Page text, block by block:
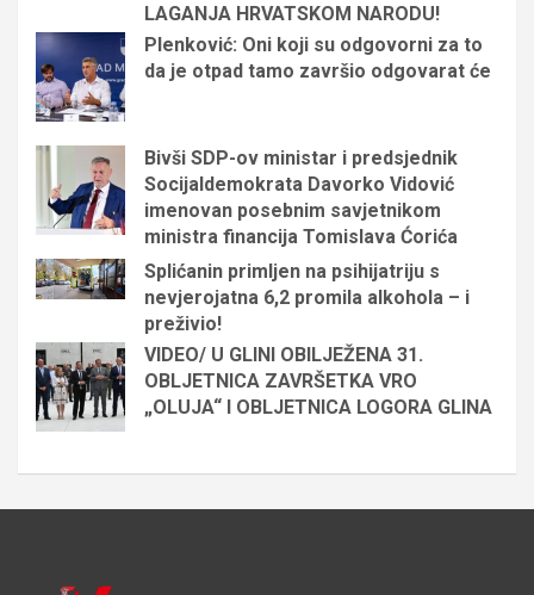
LAGANJA HRVATSKOM NARODU!
Plenković: Oni koji su odgovorni za to
da je otpad tamo završio odgovarat će
Bivši SDP-ov ministar i predsjednik
Socijaldemokrata Davorko Vidović
imenovan posebnim savjetnikom
ministra financija Tomislava Ćorića
Splićanin primljen na psihijatriju s
nevjerojatna 6,2 promila alkohola – i
preživio!
VIDEO/ U GLINI OBILJEŽENA 31.
OBLJETNICA ZAVRŠETKA VRO
„OLUJA“ I OBLJETNICA LOGORA GLINA